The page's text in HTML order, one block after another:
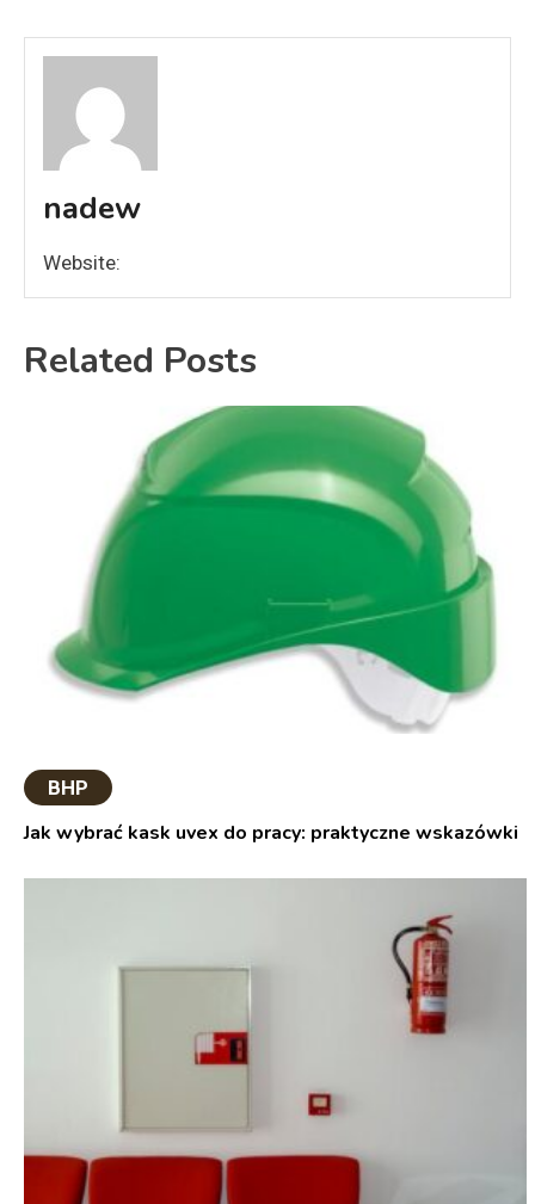
nadew
Website:
Related Posts
BHP
Jak wybrać kask uvex do pracy: praktyczne wskazówki